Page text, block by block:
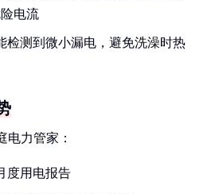
电流
检测到微小漏电，避免洗澡时热
电力管家：
度用电报告